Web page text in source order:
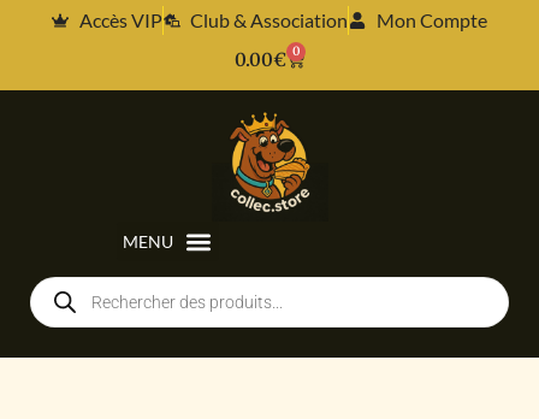
Accès VIP Club & Association
Mon Compte
0.00€ 0